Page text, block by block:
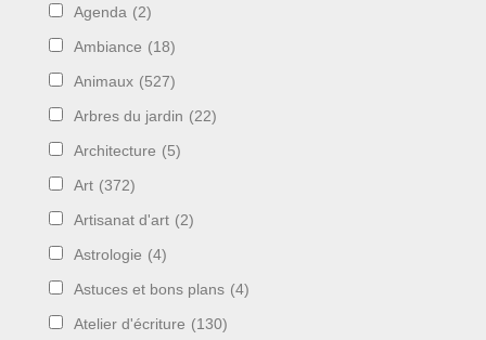
Agenda (2)
Ambiance (18)
Animaux (527)
Arbres du jardin (22)
Architecture (5)
Art (372)
Artisanat d'art (2)
Astrologie (4)
Astuces et bons plans (4)
Atelier d'écriture (130)